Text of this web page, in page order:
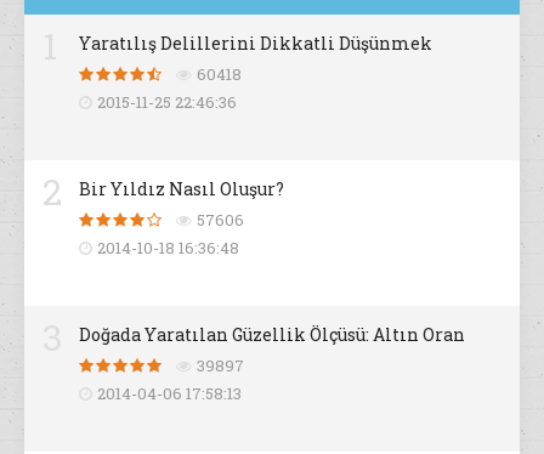
Yaratılış Delillerini Dikkatli Düşünmek
60418
2015-11-25 22:46:36
2 Bir Yıldız Nasıl Oluşur?
57606
2014-10-18 16:36:48
Doğada Yaratılan Güzellik Ölçüsü: Altın Oran
39897
2014-04-06 17:58:13